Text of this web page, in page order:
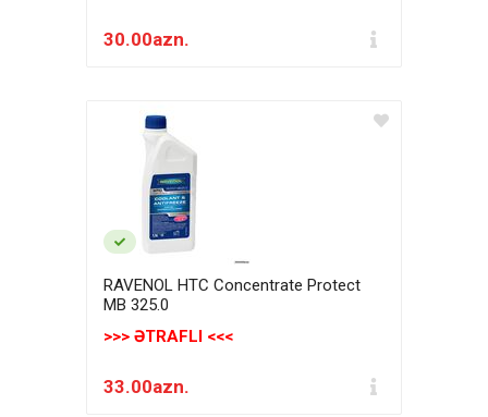
30.00azn.
RAVENOL HTC Concentrate Protect
MB 325.0
>>> ƏTRAFLI <<<
33.00azn.